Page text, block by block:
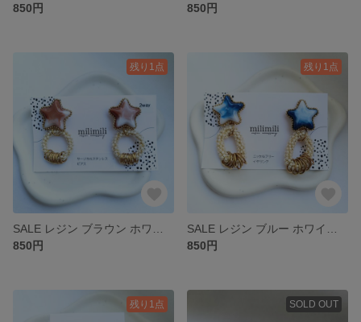
850円
850円
残り1点
850円
残り1点
850円
残り1点 SOLD OUT